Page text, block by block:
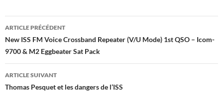
Navigation
des
articles
ARTICLE PRÉCÉDENT
New ISS FM Voice Crossband Repeater (V/U Mode) 1st QSO – Icom-
9700 & M2 Eggbeater Sat Pack
ARTICLE SUIVANT
Thomas Pesquet et les dangers de l’ISS